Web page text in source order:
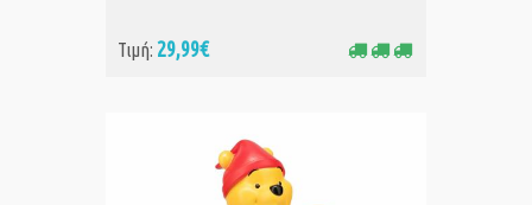
Τιμή: 29,99€